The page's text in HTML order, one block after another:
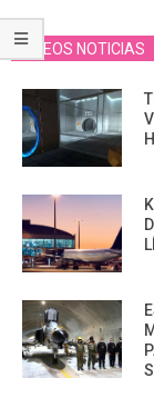
VIDEOS NOTICIAS